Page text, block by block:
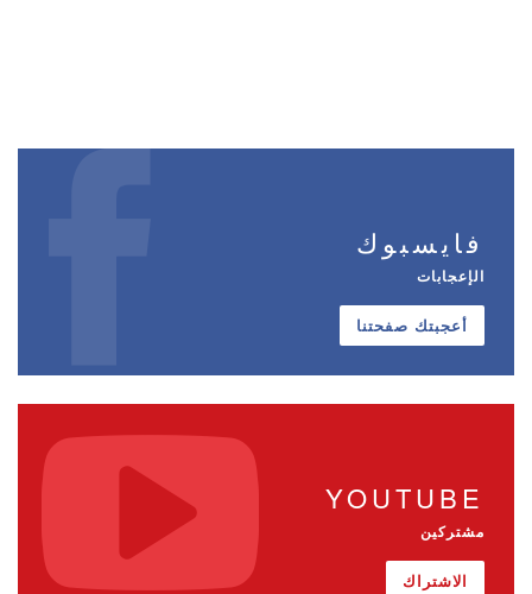
فايسبوك
الإعجابات
أعجبتك صفحتنا
YOUTUBE
مشتركين
الاشتراك